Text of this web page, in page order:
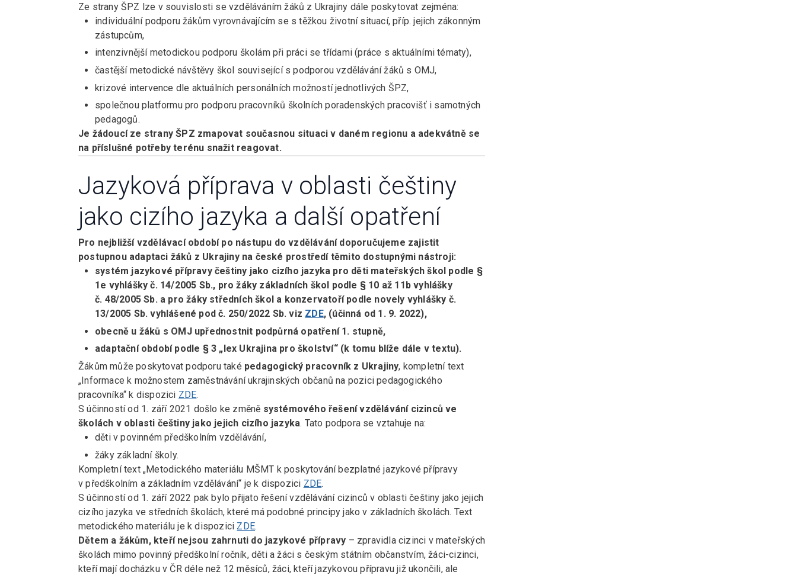
Ze strany ŠPZ lze v souvislosti se vzděláváním žáků z Ukrajiny dále poskytovat zejména:
individuální podporu žákům vyrovnávajícím se s těžkou životní situací, příp. jejich zákonným
zástupcům,
intenzivnější metodickou podporu školám při práci se třídami (práce s aktuálními tématy),
častější metodické návštěvy škol související s podporou vzdělávání žáků s OMJ,
krizové intervence dle aktuálních personálních možností jednotlivých ŠPZ,
společnou platformu pro podporu pracovníků školních poradenských pracovišť i samotných
pedagogů.
Je žádoucí ze strany ŠPZ zmapovat současnou situaci v daném regionu a adekvátně se
na příslušné potřeby terénu snažit reagovat.
Jazyková příprava v oblasti češtiny
jako cizího jazyka a další opatření
Pro nejbližší vzdělávací období po nástupu do vzdělávání doporučujeme zajistit
postupnou adaptaci žáků z Ukrajiny na české prostředí těmito dostupnými nástroji:
systém jazykové přípravy češtiny jako cizího jazyka pro děti mateřských škol podle §
1e vyhlášky č. 14/2005 Sb., pro žáky základních škol podle § 10 až 11b vyhlášky
č. 48/2005 Sb. a pro žáky středních škol a konzervatoří podle novely vyhlášky č.
13/2005 Sb. vyhlášené pod č. 250/2022 Sb. viz ZDE, (účinná od 1. 9. 2022),
obecně u žáků s OMJ upřednostnit podpůrná opatření 1. stupně,
adaptační období podle § 3 „lex Ukrajina pro školství“ (k tomu blíže dále v textu).
Žákům může poskytovat podporu také pedagogický pracovník z Ukrajiny, kompletní text
„Informace k možnostem zaměstnávání ukrajinských občanů na pozici pedagogického
pracovníka“ k dispozici ZDE.
S účinností od 1. září 2021 došlo ke změně systémového řešení vzdělávání cizinců ve
školách v oblasti češtiny jako jejich cizího jazyka. Tato podpora se vztahuje na:
děti v povinném předškolním vzdělávání,
žáky základní školy.
Kompletní text „Metodického materiálu MŠMT k poskytování bezplatné jazykové přípravy
v předškolním a základním vzdělávání“ je k dispozici ZDE.
S účinností od 1. září 2022 pak bylo přijato řešení vzdělávání cizinců v oblasti češtiny jako jejich
cizího jazyka ve středních školách, které má podobné principy jako v základních školách. Text
metodického materiálu je k dispozici ZDE.
Dětem a žákům, kteří nejsou zahrnuti do jazykové přípravy – zpravidla cizinci v mateřských
školách mimo povinný předškolní ročník, děti a žáci s českým státním občanstvím, žáci-cizinci,
kteří mají docházku v ČR déle než 12 měsíců, žáci, kteří jazykovou přípravu již ukončili, ale